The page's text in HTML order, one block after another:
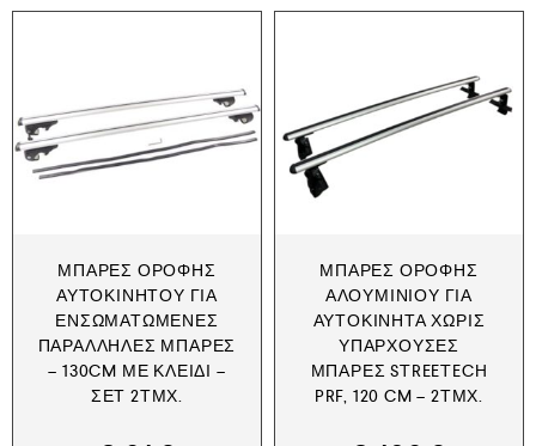
ΜΠΆΡΕΣ ΟΡΟΦΉΣ
ΑΥΤΟΚΙΝΉΤΟΥ ΓΙΑ
ΕΝΣΩΜΑΤΩΜΈΝΕΣ
ΠΑΡΆΛΛΗΛΕΣ ΜΠΆΡΕΣ
– 130CM ΜΕ ΚΛΕΙΔΊ –
ΣΕΤ 2ΤΜΧ.
ΜΠΆΡΕΣ ΟΡΟΦΉΣ
ΑΛΟΥΜΙΝΊΟΥ ΓΙΑ
ΑΥΤΟΚΊΝΗΤΑ ΧΩΡΊΣ
ΥΠΆΡΧΟΥΣΕΣ
ΜΠΆΡΕΣ STREETECH
PRF, 120 CM – 2ΤΜΧ.